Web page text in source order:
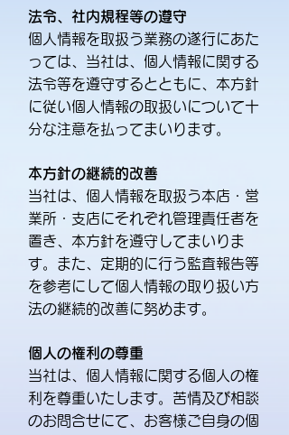
法令、社内規程等の遵守
個人情報を取扱う業務の遂行にあた
っては、当社は、個人情報に関する
法令等を遵守するとともに、本方針
に従い個人情報の取扱いについて十
分な注意を払ってまいります。
本方針の継続的改善
当社は、個人情報を取扱う本店・営
業所・支店にそれぞれ管理責任者を
置き、本方針を遵守してまいりま
す。また、定期的に行う監査報告等
を参考にして個人情報の取り扱い方
法の継続的改善に努めます。
個人の権利の尊重
当社は、個人情報に関する個人の権
利を尊重いたします。苦情及び相談
のお問合せにて、お客様ご自身の個